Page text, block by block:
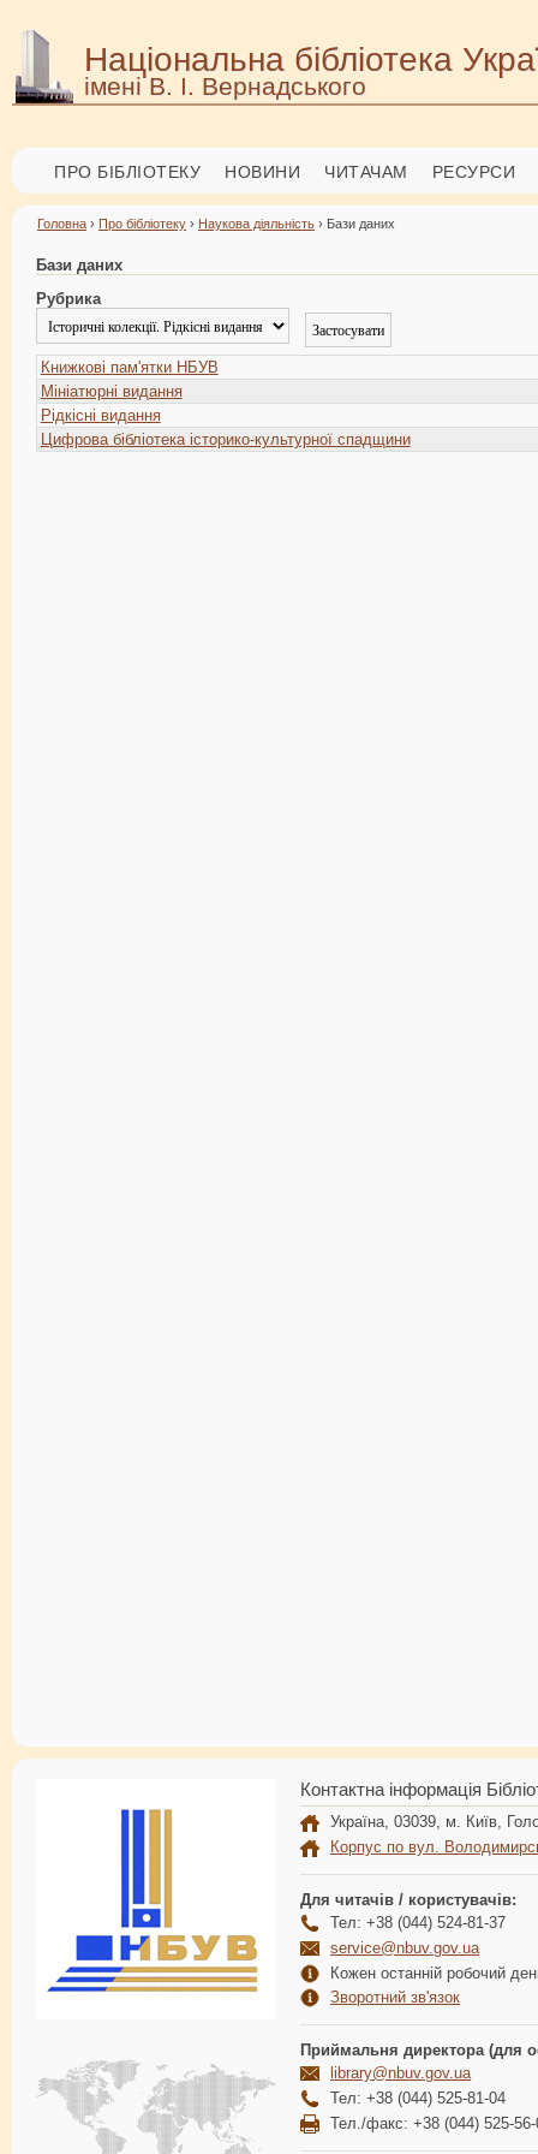
Національна бібліотека
імені В. І. Вернадського
ПРО БІБЛІОТЕКУ НОВИНИ ЧИТАЧАМ РЕСУРСИ
Головна › Про бібліотеку › Наукова діяльність › Бази даних
Бази даних
Рубрика
Книжкові пам'ятки НБУВ
Мініатюрні видання
Рідкісні видання
Цифрова бібліотека історико-культурної спадщини
Контактна інформація
Україна, 03039, м. Київ,
Корпус по вул.
Для читачів / користувачів:
Тел: +38 (044) 524-81-37
service@nbuv.gov.ua
Кожен останній робочий
Зворотний зв'язок
Приймальня директора (для
library@nbuv.gov.ua
Тел: +38 (044) 525-81-04
Тел./факс: +38 (044) 525-56-